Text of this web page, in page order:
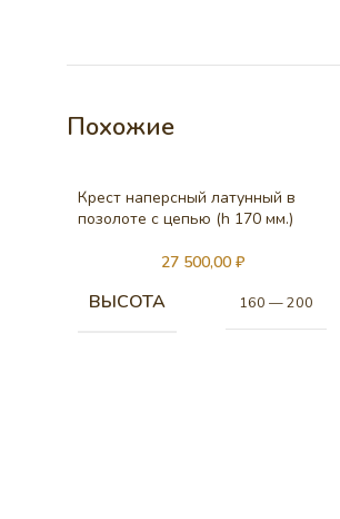
Похожие
Крест наперсный латунный в
позолоте с цепью (h 170 мм.)
27 500,00 ₽
ВЫСОТА 160 — 200